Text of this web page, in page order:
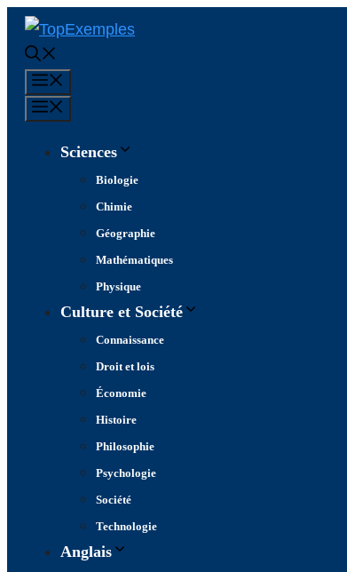
Aller
contenu
Sciences
Biologie
Chimie
Géographie
Mathématiques
Physique
Culture et Société
Connaissance
Droit et lois
Économie
Histoire
Philosophie
Psychologie
Société
Technologie
Anglais